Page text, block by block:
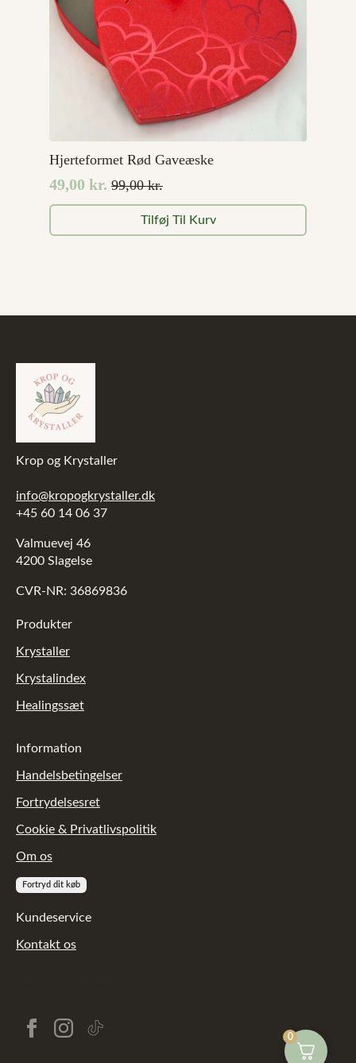
Hjerteformet Rød Gaveæske
99,00kr.
Den
oprindelige
pris
49,00 kr.
Den
aktuelle
pris
Tilføj Til Kurv
Krop og Krystaller
info@kropogkrystaller.dk
+45 60 14 06 37
Valmuevej 46
4200 Slagelse
CVR-NR: 36869836
Produkter
Krystaller
Krystalindex
Healingssæt
Information
Handelsbetingelser
Fortrydelsesret
Cookie & Privatlivspolitik
Om os
Fortryd dit køb
Kundeservice
Kontakt os
0